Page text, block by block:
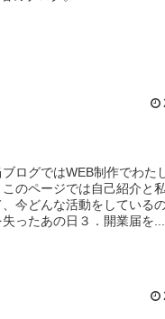
ログではWEB制作でわた
のページでは自己紹介と
今どんな活動をしている
ったあの日３．開業届を...